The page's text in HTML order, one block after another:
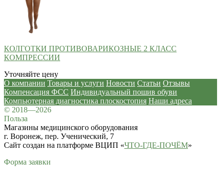
КОЛГОТКИ ПРОТИВОВАРИКОЗНЫЕ 2 КЛАСС
КОМПРЕССИИ
Уточняйте цену
О компании Товары и услуги Новости Статьи Отзывы
Компенсация ФСС Индивидуальный пошив обуви
Компьютерная диагностика плоскостопия Наши адреса
© 2018—2026
Польза
Магазины медицинского оборудования
г. Воронеж, пер. Ученический, 7
Сайт создан на платформе ВЦИП «ЧТО-ГДЕ-ПОЧЁМ»
Форма заявки